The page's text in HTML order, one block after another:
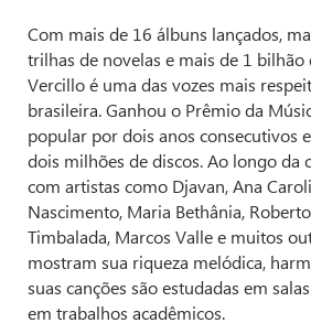
Com mais de 16 álbuns lançados,
trilhas de novelas e mais de 1 bilhão
Vercillo é uma das vozes mais
brasileira. Ganhou o Prêmio da
popular por dois anos consecutivos
dois milhões de discos. Ao longo da
com artistas como Djavan, Ana
Nascimento, Maria Bethânia,
Timbalada, Marcos Valle e muitos
mostram sua riqueza melódica,
suas canções são estudadas em
em trabalhos acadêmicos.